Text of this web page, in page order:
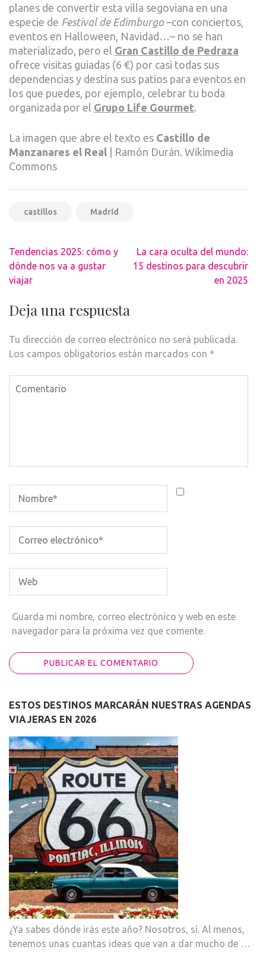
planes de convertir esta villa segoviana en una
especie de Festival de Edimburgo–con conciertos,
eventos en Halloween, Navidad…– no se han
materializado, pero el Gran Castillo de Pedraza
ofrece visitas guiadas (6 €) por casi todas sus
dependencias y destina sus patios para eventos en
los que puedes, por ejemplo, celebrar tu boda
organizada por el Grupo Life Gourmet.
La imagen que abre el texto es Castillo de
Manzanares el Real | Ramón Durán. Wikimedia
Commons
castillos Madrid
Navegación
de
entradas
Tendencias 2025: cómo y
dónde nos va a gustar
viajar
La cara oculta del mundo:
15 destinos para descubrir
en 2025
Deja una respuesta
Tu dirección de correo electrónico no será publicada.
Los campos obligatorios están marcados con *
Guarda mi nombre, correo electrónico y web en este
navegador para la próxima vez que comente.
ESTOS DESTINOS MARCARÁN NUESTRAS AGENDAS
VIAJERAS EN 2026
¿Ya sabes dónde irás este año? Nosotros, sí. Al menos,
tenemos unas cuantas ideas que van a dar mucho de …